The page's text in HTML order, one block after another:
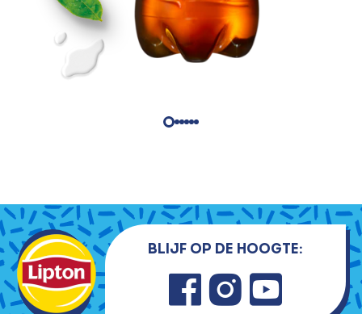
Blijf op de hoogte:
ook gram be